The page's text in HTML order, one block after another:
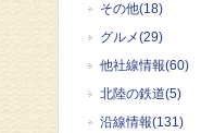
その他(18)
グルメ(29)
他社線情報(60)
北陸の鉄道(5)
沿線情報(131)